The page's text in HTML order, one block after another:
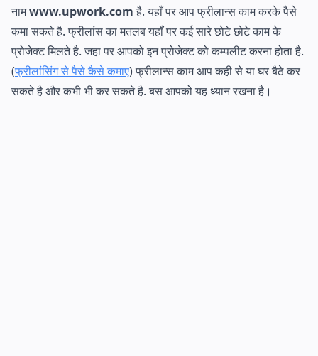
नामwww.upwork.comहै. यहाँ पर आप फ्रीलान्स काम करके पैसे
कमा सकते है. फ्रीलांस का मतलब यहाँ पर कई सारे छोटे छोटे काम के
प्रोजेक्ट मिलते है. जहा पर आपको इन प्रोजेक्ट को कम्पलीट करना होता है.
(फ्रीलांसिंग से पैसे कैसे कमाए) फ्रीलान्स काम आप कही से या घर बैठे कर
सकते है और कभी भी कर सकते है. बस आपको यह ध्यान रखना है।